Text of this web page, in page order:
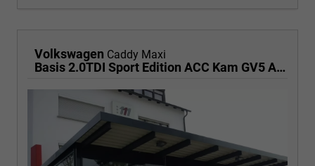
Volkswagen Caddy Maxi
Basis 2.0TDI Sport Edition ACC Kam GV5 App AHK Reling